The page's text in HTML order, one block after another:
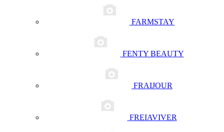
FARMSTAY
FENTY BEAUTY
FRAIJOUR
FREIAVIVER